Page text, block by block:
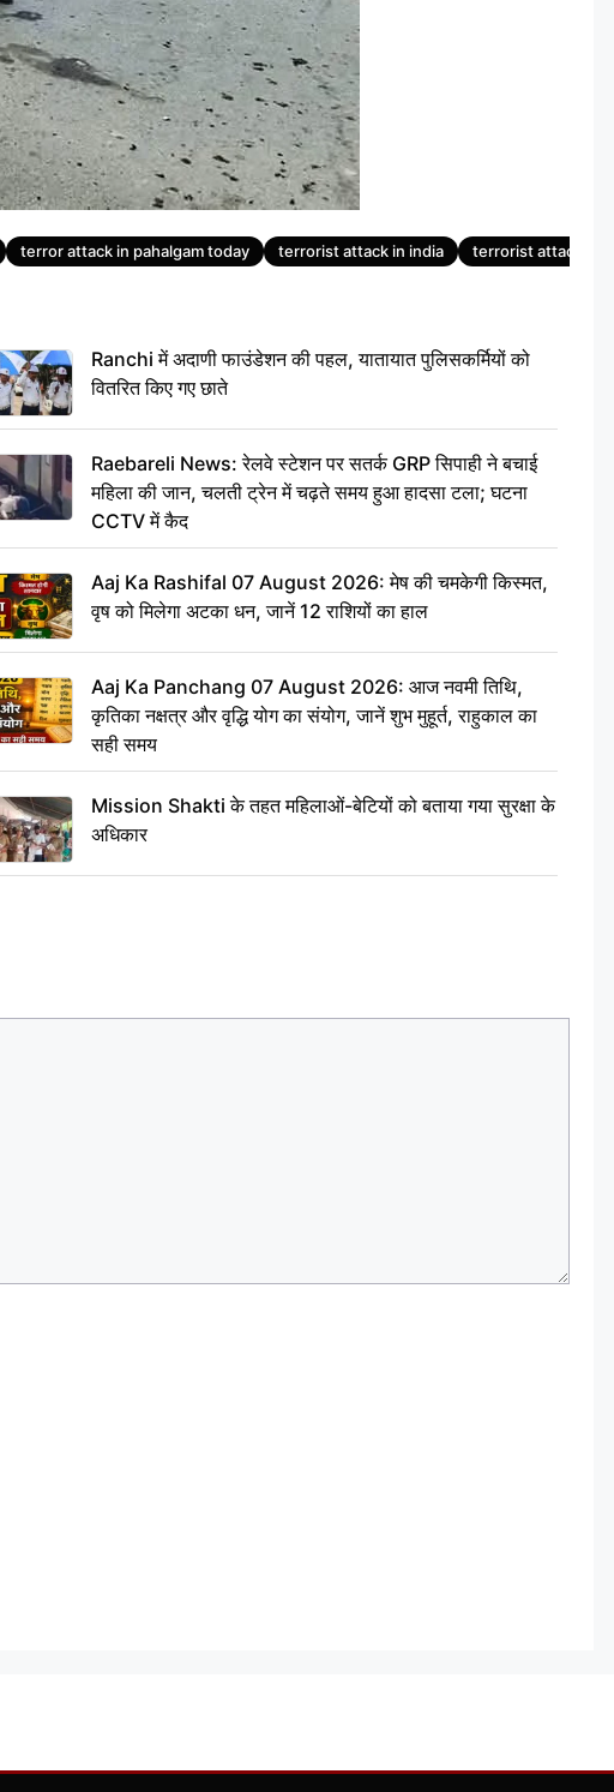
terror attack in pahalgam today terrorist attack in india terrorist attack in
Ranchi में अदाणी फाउंडेशन की पहल, यातायात पुलिसकर्मियों को
वितरित किए गए छाते
Raebareli News: रेलवे स्टेशन पर सतर्क GRP सिपाही ने बचाई
महिला की जान, चलती ट्रेन में चढ़ते समय हुआ हादसा टला; घटना
CCTV में कैद
Aaj Ka Rashifal 07 August 2026: मेष की चमकेगी किस्मत,
वृष को मिलेगा अटका धन, जानें 12 राशियों का हाल
Aaj Ka Panchang 07 August 2026: आज नवमी तिथि,
कृतिका नक्षत्र और वृद्धि योग का संयोग, जानें शुभ मुहूर्त, राहुकाल का
सही समय
Mission Shakti के तहत महिलाओं-बेटियों को बताया गया सुरक्षा के
अधिकार